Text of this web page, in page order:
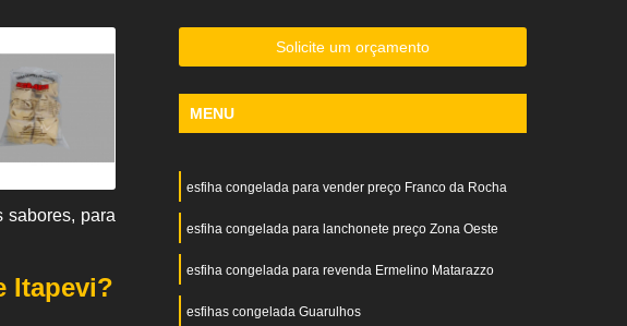
sabores, para
Itapevi?
Solicite um orçamento
MENU
esfiha congelada para vender preço Franco da Rocha
esfiha congelada para lanchonete preço Zona Oeste
esfiha congelada para revenda Ermelino Matarazzo
esfihas congelada Guarulhos